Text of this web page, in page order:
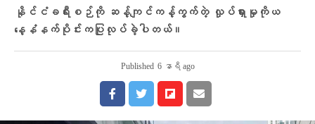
နိုင်ငံခရီးစဉ်ကို ဆန့်ကျင်ကန့်ကွက်တဲ့ လှုပ်ရှားမှုကိုယ​​
နေ့နံနက်ပိုင်းကပြုလုပ်ခဲ့ပါတယ်။
Published 6 နာရီ ago